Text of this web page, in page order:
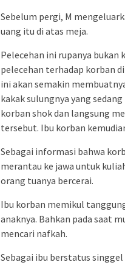
Sebelum pergi, M
uang itu di atas meja.
Pelecehan ini rupanya bukan
pelecehan terhadap korban
ini akan semakin
kakak sulungnya yang
korban shok dan langsung
tersebut. Ibu korban
Sebagai informasi bahwa
merantau ke jawa untuk
orang tuanya bercerai.
Ibu korban memikul
anaknya. Bahkan pada saat
mencari nafkah.
Sebagai ibu berstatus